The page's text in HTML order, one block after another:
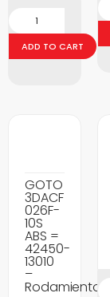
ADD TO CART
GOTO
3DACF
026F-
10S
ABS =
42450-
13010
–
Rodamientos